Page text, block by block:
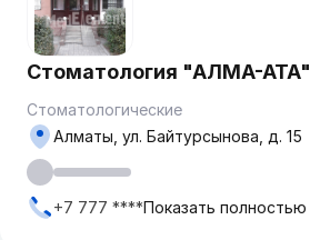
Стоматология "АЛМА-АТА"
Стоматологические
Алматы, ул. Байтурсынова, д. 15
+7 777 ****Показать полностью